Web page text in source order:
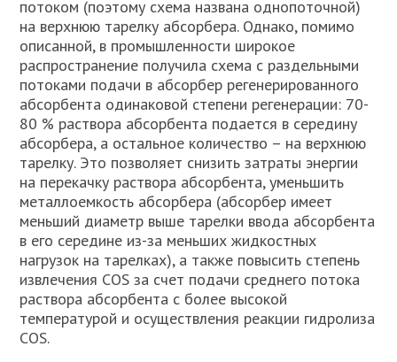
потоком (поэтому схема названа однопоточной)
на верхнюю тарелку абсорбера. Однако, помимо
описанной, в промышленности широкое
распространение получила схема с раздельными
потоками подачи в абсорбер регенерированного
абсорбента одинаковой степени регенерации: 70-
80 % раствора абсорбента подается в середину
абсорбера, а остальное количество – на верхнюю
тарелку. Это позволяет снизить затраты энергии
на перекачку раствора абсорбента, уменьшить
металлоемкость абсорбера (абсорбер имеет
меньший диаметр выше тарелки ввода абсорбента
в его середине из-за меньших жидкостных
нагрузок на тарелках), а также повысить степень
извлечения СОS за счет подачи среднего потока
раствора абсорбента с более высокой
температурой и осуществления реакции гидролиза
СОS.